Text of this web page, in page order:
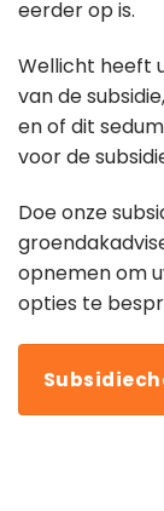
eerder op is.
Wellicht heeft
van de
en of dit
voor de
Doe onze
opnemen om
opties te